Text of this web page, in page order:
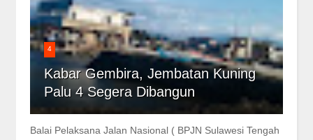
4
Kabar Gembira, Jembatan Kuning
Palu 4 Segera Dibangun
Balai Pelaksana Jalan Nasional ( BPJN Sulawesi Tengah